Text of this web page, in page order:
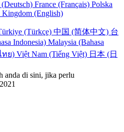
France (Français) Polska
Kingdom (English)
(Türkçe) 中国 (简体中文) 台
Indonesia) Malaysia (Bahasa
ทย) Việt Nam (Tiếng Việt) 日本 (日
anda di sini, jika perlu